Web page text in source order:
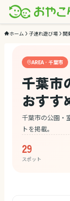
ホーム 子連れ遊び場 関
AREA · 千葉市
千葉市
おすす
千葉市の公園・
トを掲載。
29
スポット